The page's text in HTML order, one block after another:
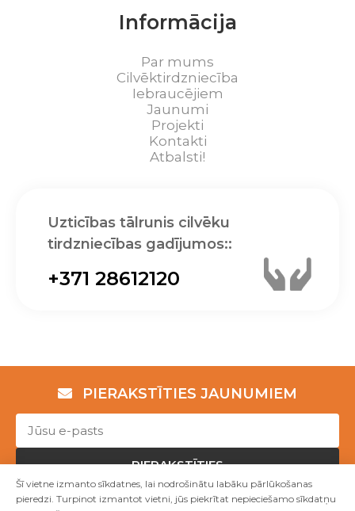
Informācija
Par mums
Cilvēktirdzniecība
Iebraucējiem
Jaunumi
Projekti
Kontakti
Atbalsti!
Uzticības tālrunis cilvēku
tirdzniecības gadījumos::
+371 28612120
PIERAKSTĪTIES JAUNUMIEM
PIERAKSTĪTIES
Šī vietne izmanto sīkdatnes, lai nodrošinātu labāku pārlūkošanas
pieredzi. Turpinot izmantot vietni, jūs piekrītat nepieciešamo sīkdatņu